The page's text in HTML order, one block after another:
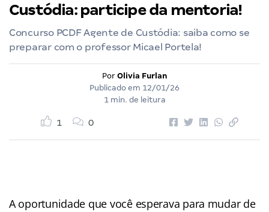
Custódia: participe da mentoria!
Concurso PCDF Agente de Custódia: saiba como se
preparar com o professor Micael Portela!
Por Olivia Furlan
Publicado em 12/01/26
1 min. de leitura
1 0
A oportunidade que você esperava para mudar de